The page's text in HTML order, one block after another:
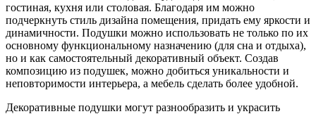
гостиная, кухня или столовая. Благодаря им можно
подчеркнуть стиль дизайна помещения, придать ему яркости и
динамичности. Подушки можно использовать не только по их
основному функциональному назначению (для сна и отдыха),
но и как самостоятельный декоративный объект. Создав
композицию из подушек, можно добиться уникальности и
неповторимости интерьера, а мебель сделать более удобной.
Декоративные подушки могут разнообразить и украсить